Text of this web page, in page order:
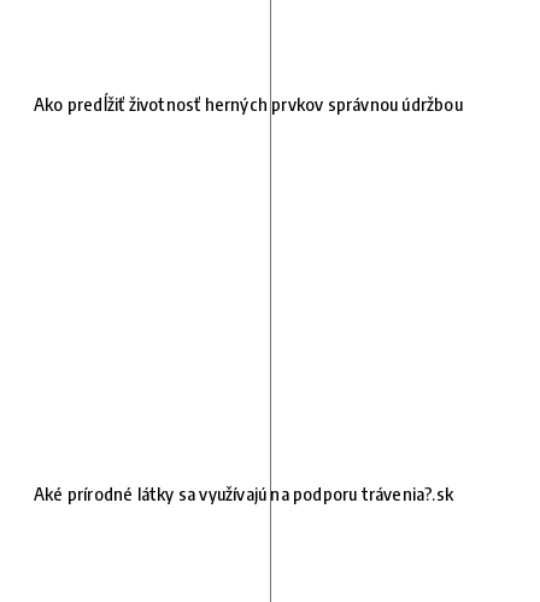
Ako predĺžiť životnosť herných prvkov správnou údržbou
Aké prírodné látky sa využívajú na podporu trávenia?.sk